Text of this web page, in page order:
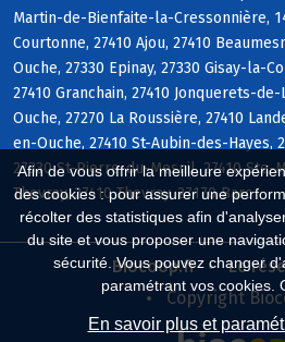
Afin de vous offrir la meilleure
des cookies : pour assurer une
récolter des statistiques afin
du site et vous proposer une
sécurité. Vous pouvez changer
paramétrant vos cookies.
En savoir plus et
Martin-de-Bienfaite-la-Cressonnière,
Courtonne, 27410 Ajou, 27410
Ouche, 27330 Epinay, 27330 Gisay-la-
27410 Granchain, 27410 Jonquerets-
Ouche, 27270 La Roussière, 27410
en-Ouche, 27410 St-Aubin-des-Hayes,
27330 St-Pierre-du-Mesnil, 27410 Ste-
Thevray, 27410 Thevray, 27170 Barc
Biocoop.fr
Le
Copyright